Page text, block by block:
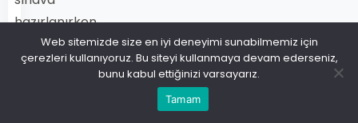
hazırlanırken
büyük
bir
Web sitemizde size en iyi deneyimi sunabilmemiz için
çerezleri kullanıyoruz. Bu siteyi kullanmaya devam ederseniz,
bunu kabul ettiğinizi varsayarız.
Tamam